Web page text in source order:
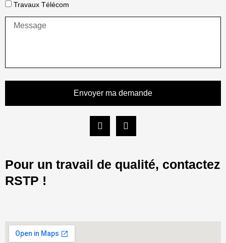
Travaux Télécom
Envoyer ma demande
a
c
o
n
s
g
Pour un travail de qualité, contactez
RSTP !